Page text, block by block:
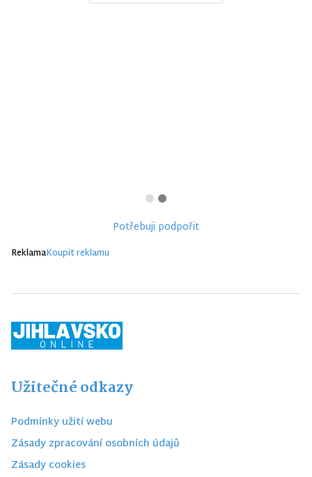
Potřebuji podpořit
ReklamaKoupit reklamu
Užitečné odkazy
Podmínky užití webu
Zásady zpracování osobních údajů
Zásady cookies